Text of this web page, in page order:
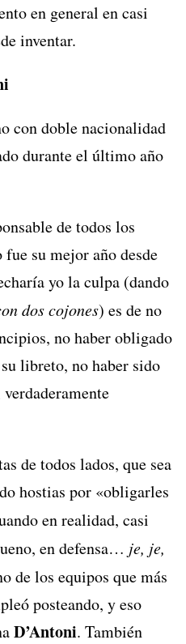
en general en casi
inventar.
con doble nacionalidad
durante el último año
de todos los
su mejor año desde
yo la culpa (dando
dos cojones) es de no
no haber obligado
libreto, no haber sido
de todos lados, que sea
hostias por «obligarles
en realidad, casi
en defensa… je, je,
de los equipos que más
posteando, y eso
D’Antoni. También